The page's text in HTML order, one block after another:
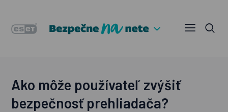
Ako môže používateľ zvýšiť
bezpečnosť prehliadača?